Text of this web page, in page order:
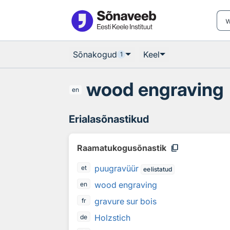
Sõnakogud 1 Keel
en wood engraving
Erialasõnastikud
Raamatukogusõnastik content_copy
et puugravüür
eelistatud
en
wood engraving
fr gravure sur bois
de Holzstich